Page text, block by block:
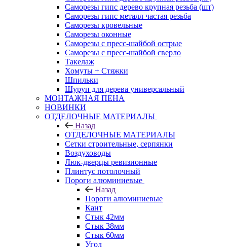
Саморезы гипс дерево крупная резьба (шт)
Саморезы гипс металл частая резьба
Саморезы кровельные
Саморезы оконные
Саморезы с пресс-шайбой острые
Саморезы с пресс-шайбой сверло
Такелаж
Хомуты + Стяжки
Шпильки
Шуруп для дерева универсальный
МОНТАЖНАЯ ПЕНА
НОВИНКИ
ОТДЕЛОЧНЫЕ МАТЕРИАЛЫ
Назад
ОТДЕЛОЧНЫЕ МАТЕРИАЛЫ
Сетки строительные, серпянки
Воздуховоды
Люк-дверцы ревизионные
Плинтус потолочный
Пороги алюминиевые
Назад
Пороги алюминиевые
Кант
Стык 42мм
Стык 38мм
Стык 60мм
Угол